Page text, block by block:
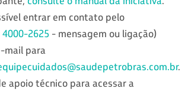
entrar em contato pelo
4000-2625 - mensagem ou ligação)
mail para
.
apoio técnico para acessar a